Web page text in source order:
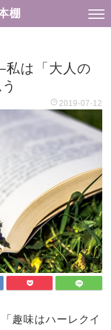
棚
は「大人の
2019-07-12
趣味はハーレクイ